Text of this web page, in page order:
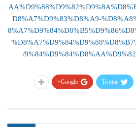
D8%A7%D9%83%D8%A9-
Twitter
Google+